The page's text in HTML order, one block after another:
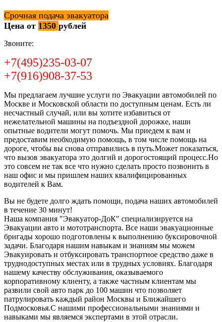
Срочная подача эвакуатора
Цена от 1350 рублей
Звоните:
+7(495)235-03-07
+7(916)908-37-53
Мы предлагаем лучшие услуги по Эвакуации автомобилей по
Москве и Московской области по доступным ценам. Есть ли
несчастный случай, или вы хотите избавиться от
нежелательной машины на подъездной дорожке, наши
опытные водители могут помочь. Мы приедем к вам и
предоставим необходимую помощь, в том числе помощь на
дороге, чтобы вы снова отправились в путь.Может показаться,
что вызов эвакуатора это долгий и дорогостоящий процесс.Но
это совсем не так все что нужно сделать просто позвонить в
наш офис и мы пришлем наших квалифицированных
водителей к Вам.
Вы не будете долго ждать помощи, подача наших автомобилей
в течение 30 минут!
Наша компания "Эвакуатор-ДоК" специализируется на
Эвакуации авто и мототранспорта. Все наши эвакуационные
бригады хорошо подготовлены к выполнению буксировочной
задачи. Благодаря нашим навыкам и знаниям мы можем
Эвакуировать и отбуксировать транспортное средство даже в
труднодоступных местах или в трудных условиях. Благодаря
нашему качеству обслуживания, оказываемого
корпоративному клиенту, а также частным клиентам мы
развили свой авто парк до 100 машин что позволяет
патрулировать каждый район Москвы и Ближайшего
Подмосковья.С нашими профессиональными знаниями и
навыками мы являемся экспертами в этой отрасли.